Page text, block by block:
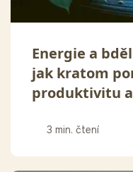
Energie a
jak kratom
produktivitu
3 min. čtení